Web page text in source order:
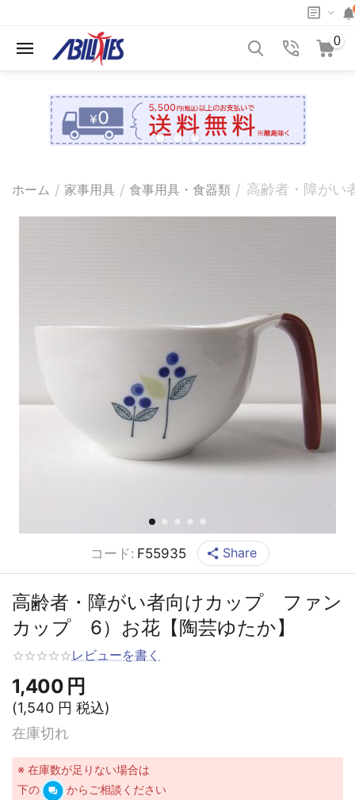
0
ホーム / 家事用具 / 食事用具・食器類 / 高齢者・障が
コード: F55935 Share
高齢者・障がい者向けカップ ファン
カップ 6）お花【陶芸ゆたか】
レビューを書く
1,400 円
(1,540 円 税込)
在庫切れ
※ 在庫数が足りない場合は
下の
からご相談ください